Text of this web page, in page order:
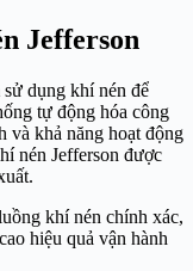
Jefferson
sử dụng khí nén để
tự động hóa công
và khả năng hoạt động
nén Jefferson được
khí nén chính xác,
hiệu quả vận hành